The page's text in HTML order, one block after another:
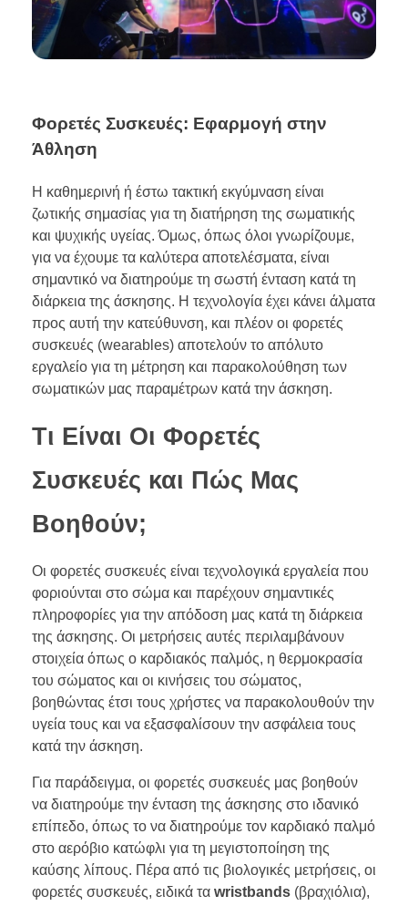
Φορετές Συσκευές: Εφαρμογή στην
Άθληση
Η καθημερινή ή έστω τακτική εκγύμναση είναι
ζωτικής σημασίας για τη διατήρηση της σωματικής
και ψυχικής υγείας. Όμως, όπως όλοι γνωρίζουμε,
για να έχουμε τα καλύτερα αποτελέσματα, είναι
σημαντικό να διατηρούμε τη σωστή ένταση κατά τη
διάρκεια της άσκησης. Η τεχνολογία έχει κάνει άλματα
προς αυτή την κατεύθυνση, και πλέον οι φορετές
συσκευές (wearables) αποτελούν το απόλυτο
εργαλείο για τη μέτρηση και παρακολούθηση των
σωματικών μας παραμέτρων κατά την άσκηση.
Τι Είναι Οι Φορετές
Συσκευές και Πώς Μας
Βοηθούν;
Οι φορετές συσκευές είναι τεχνολογικά εργαλεία που
φοριούνται στο σώμα και παρέχουν σημαντικές
πληροφορίες για την απόδοση μας κατά τη διάρκεια
της άσκησης. Οι μετρήσεις αυτές περιλαμβάνουν
στοιχεία όπως ο καρδιακός παλμός, η θερμοκρασία
του σώματος και οι κινήσεις του σώματος,
βοηθώντας έτσι τους χρήστες να παρακολουθούν την
υγεία τους και να εξασφαλίσουν την ασφάλεια τους
κατά την άσκηση.
Για παράδειγμα, οι φορετές συσκευές μας βοηθούν
να διατηρούμε την ένταση της άσκησης στο ιδανικό
επίπεδο, όπως το να διατηρούμε τον καρδιακό παλμό
στο αερόβιο κατώφλι για τη μεγιστοποίηση της
καύσης λίπους. Πέρα από τις βιολογικές μετρήσεις, οι
φορετές συσκευές, ειδικά τα wristbands (βραχιόλια),